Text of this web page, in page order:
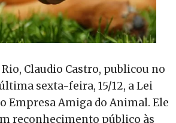
Claudio Castro, publicou no
sexta-feira, 15/12, a Lei
Empresa Amiga do Animal. Ele
reconhecimento público às